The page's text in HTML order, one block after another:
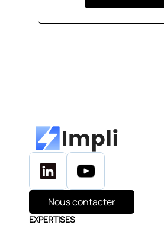
Nous contacter
EXPERTISES